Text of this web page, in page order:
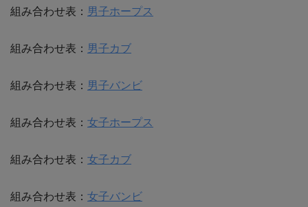
組み合わせ表： 男子ホープス
組み合わせ表： 男子カブ
組み合わせ表： 男子バンビ
組み合わせ表： 女子ホープス
組み合わせ表： 女子カブ
組み合わせ表： 女子バンビ